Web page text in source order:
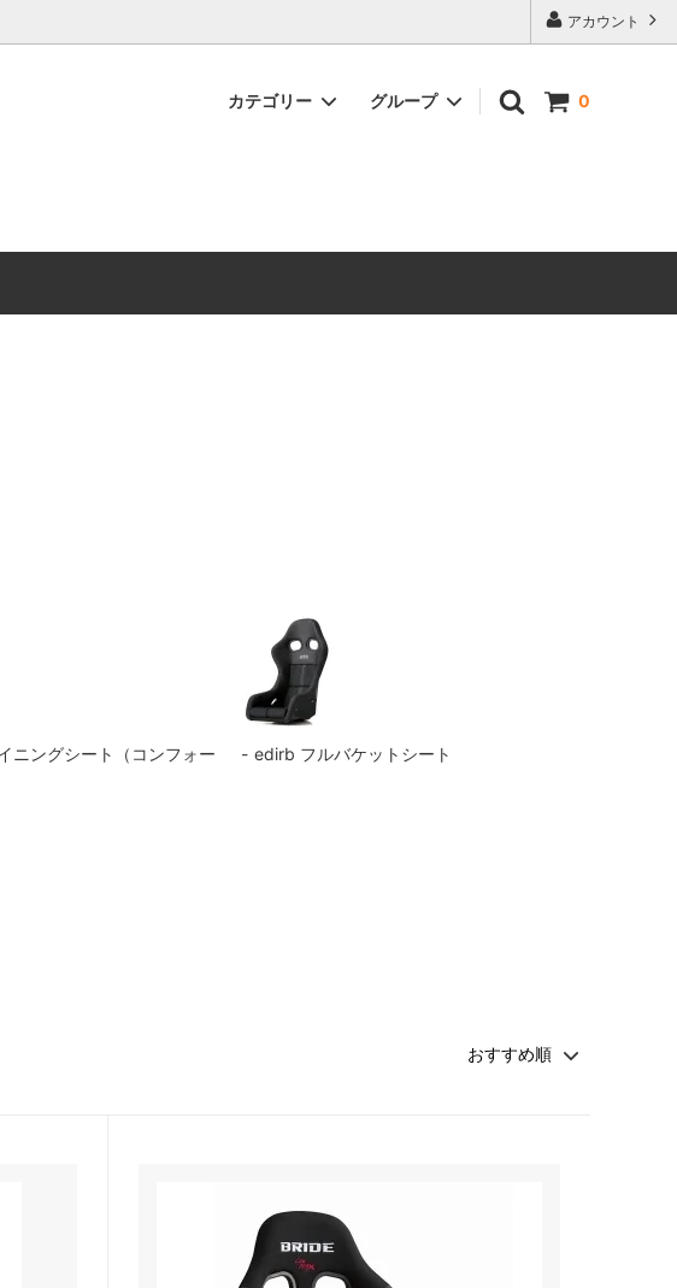
アカウント
0
カテゴリー グループ
ニングシート（コンフォー
edirb フルバケットシート